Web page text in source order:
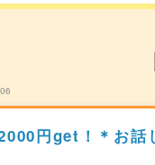
円get！＊お話